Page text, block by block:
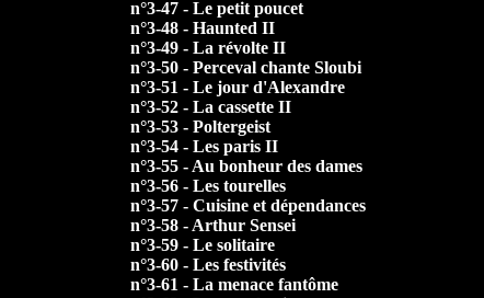
n°3-47 - Le petit poucet
n°3-48 - Haunted II
n°3-49 - La révolte II
n°3-50 - Perceval chante Sloubi
n°3-51 - Le jour d'Alexandre
n°3-52 - La cassette II
n°3-53 - Poltergeist
n°3-54 - Les paris II
n°3-55 - Au bonheur des dames
n°3-56 - Les tourelles
n°3-57 - Cuisine et dépendances
n°3-58 - Arthur Sensei
n°3-59 - Le solitaire
n°3-60 - Les festivités
n°3-61 - La menace fantôme